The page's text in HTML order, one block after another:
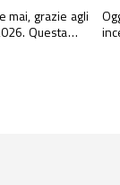
mai, grazie agli
Questa
attrezzature e